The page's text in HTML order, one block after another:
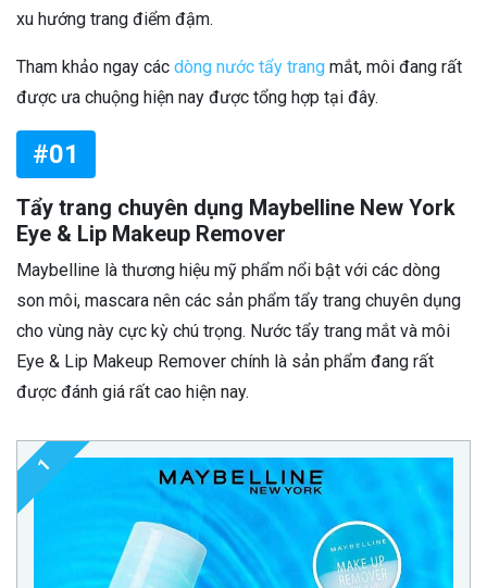
xu hướng trang điểm đậm.
Tham khảo ngay các dòng nước tẩy trang mắt, môi đang rất
được ưa chuộng hiện nay được tổng hợp tại đây.
#01
Tẩy trang chuyên dụng Maybelline New York
Eye & Lip Makeup Remover
Maybelline là thương hiệu mỹ phẩm nổi bật với các dòng
son môi, mascara nên các sản phẩm tẩy trang chuyên dụng
cho vùng này cực kỳ chú trọng. Nước tẩy trang mắt và môi
Eye & Lip Makeup Remover chính là sản phẩm đang rất
được đánh giá rất cao hiện nay.
1